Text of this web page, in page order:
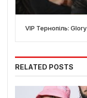
VIP Тернопіль:
RELATED POSTS